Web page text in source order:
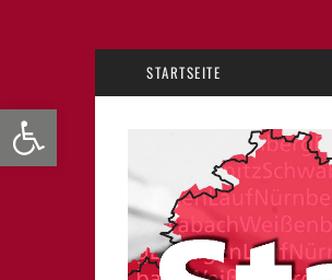
Werkzeugleiste öffnen
STARTSEITE